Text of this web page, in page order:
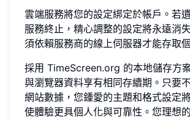
雲端服務將您的設定綁定於帳戶。若
服務終止，精心調整的設定將永遠消
須依賴服務商的線上伺服器才能存取
採用 TimeScreen.org 的本地儲存方
與瀏覽器資料享有相同存續期。只要
網站數據，您鍾愛的主題和格式設定
使體驗更具個人化與可靠性。您理想